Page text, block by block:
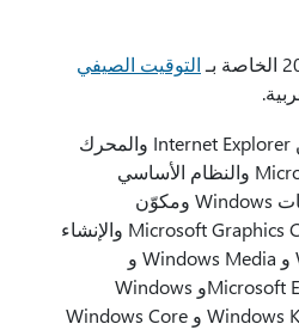
التوقيت الصيفي
تحديثات الأمان لكل من Internet Explorer والمحرك
Microsoft Scripting Engine والنظام الأساسي
وإطارات العمل لتطبيقات Windows ومكوّن
الرسومات Microsoft Graphics Component والإنشاء
والإدخال من Windows و Windows Media و
Windows Shell و Microsoft Edgeو Windows
Fundamentalsو Windows Kernel و Windows Core